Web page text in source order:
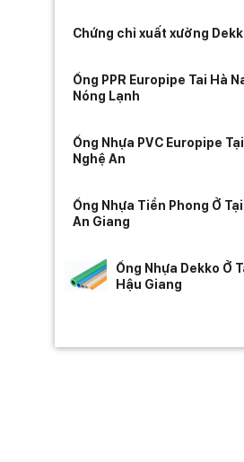
Chứng chỉ xuất xưởng
Ống PPR Europipe Tai Hà
Nóng Lạnh
Ống Nhựa PVC Europipe Tại
Nghệ An
Ống Nhựa Tiền Phong Ở Tại
An Giang
Ống Nhựa Dekko Ở
Hậu Giang